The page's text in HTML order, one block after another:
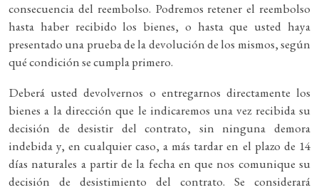
consecuencia del reembolso. Podremos retener el reembolso
hasta haber recibido los bienes, o hasta que usted haya
presentado una prueba de la devolución de los mismos, según
qué condición se cumpla primero.
Deberá usted devolvernos o entregarnos directamente los
bienes a la dirección que le indicaremos una vez recibida su
decisión de desistir del contrato, sin ninguna demora
indebida y, en cualquier caso, a más tardar en el plazo de 14
días naturales a partir de la fecha en que nos comunique su
decisión de desistimiento del contrato. Se considerará